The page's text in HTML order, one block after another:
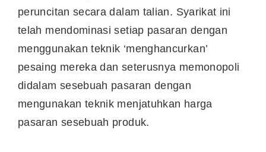
peruncitan secara dalam talian. Syarikat ini
telah mendominasi setiap pasaran dengan
menggunakan teknik ‘menghancurkan’
pesaing mereka dan seterusnya memonopoli
didalam sesebuah pasaran dengan
mengunakan teknik menjatuhkan harga
pasaran sesebuah produk.